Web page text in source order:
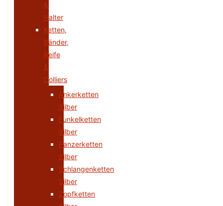
&
Halter
Ketten,
Bänder,
Reife
&
Colliers
Ankerketten
Silber
Funkelketten
Silber
Panzerketten
Silber
Schlangenketten
Silber
Zopfketten